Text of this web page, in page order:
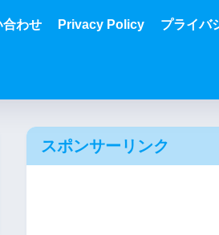
合わせ Privacy Policy プライバ
スポンサーリンク